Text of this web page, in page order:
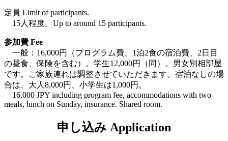
定員 Limit of participants.
15人程度。Up to around 15 participants.
参加費 Fee
一般：16,000円（プログラム費、1泊2食の宿泊費、2日目
の昼食、保険を含む）。学生12,000円（同）。男女別相部屋
です。ご家族連れは調整させていただきます。宿泊なしの場
合は、大人8,000円、小学生は1,000円。
16,000 JPY including program fee, accommodations with two
meals, lunch on Sunday, insurance. Shared room.
申し込み Application